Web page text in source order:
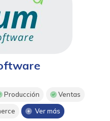
Producción Ventas
Ver más